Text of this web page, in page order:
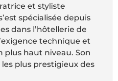
et styliste
spécialisée depuis
dans l’hôtellerie de
technique et
haut niveau. Son
plus prestigieux des